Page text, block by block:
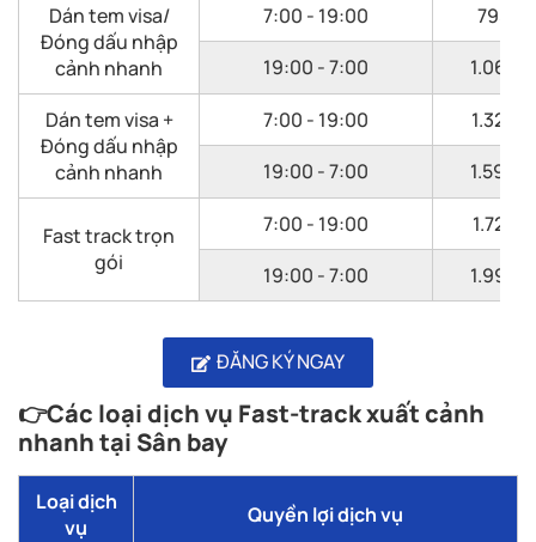
Dán tem visa/
Đóng dấu nhập
cảnh nhanh
7:00 - 19:00
19:00 - 7:00
Dán tem visa +
Đóng dấu nhập
cảnh nhanh
7:00 - 19:00
19:00 - 7:00
Fast track trọn
gói
7:00 - 19:00
19:00 - 7:00
ĐĂNG KÝ NGAY
👉Các loại dịch vụ Fast-track xuất cảnh
nhanh tại Sân bay
Loại dịch
vụ
Quyền lợi dịch vụ